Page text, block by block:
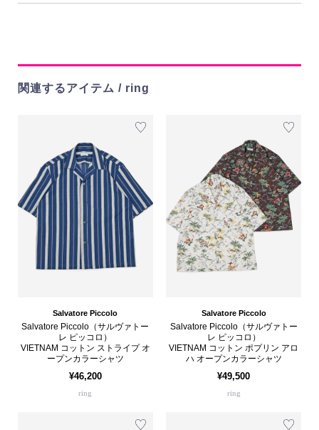
関連するアイテム / ring
Salvatore Piccolo
Salvatore Piccolo（サルヴァトー
レ ピッコロ）
VIETNAM コットン ストライプ オ
ープンカラーシャツ
¥46,200
ring
Salvatore Piccolo
Salvatore Piccolo（サルヴァトー
レ ピッコロ）
VIETNAM コットン ポプリン アロ
ハ オープンカラーシャツ
¥49,500
ring